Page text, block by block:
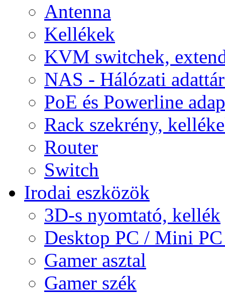
Antenna
Kellékek
KVM switchek,
NAS - Hálózati
PoE és Powerline
Rack szekrény,
Router
Switch
Irodai eszközök
3D-s nyomtató, kellék
Desktop PC / Mini
Gamer asztal
Gamer szék